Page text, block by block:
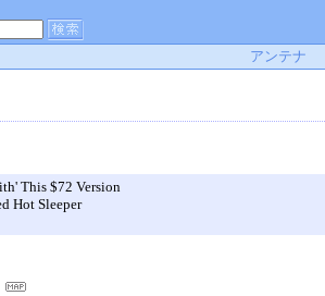
アンテナ
This $72 Version
Hot Sleeper